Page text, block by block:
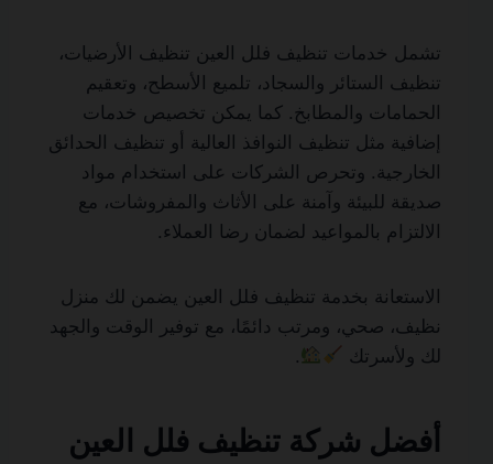
تشمل خدمات تنظيف فلل العين تنظيف الأرضيات،
تنظيف الستائر والسجاد، تلميع الأسطح، وتعقيم
الحمامات والمطابخ. كما يمكن تخصيص خدمات
إضافية مثل تنظيف النوافذ العالية أو تنظيف الحدائق
الخارجية. وتحرص الشركات على استخدام مواد
صديقة للبيئة وآمنة على الأثاث والمفروشات، مع
الالتزام بالمواعيد لضمان رضا العملاء.
الاستعانة بخدمة تنظيف فلل العين يضمن لك منزل
نظيف، صحي، ومرتب دائمًا، مع توفير الوقت والجهد
لك ولأسرتك
.
أفضل شركة تنظيف فلل العين